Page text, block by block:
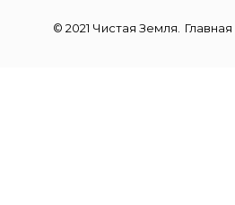
© 2021 Чистая Земля. Главная